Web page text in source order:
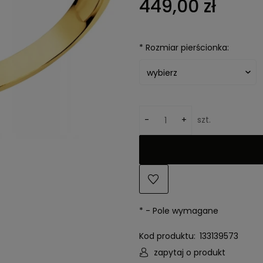
kosztów płatności
449,00 zł
* Rozmiar pierścionka:
- + szt.
* - Pole wymagane
Kod produktu: 133139573
zapytaj o produkt